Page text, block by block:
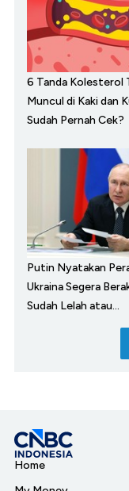
6 Tanda Kolesterol
Muncul di Kaki dan
Sudah Pernah Cek?
Putin Nyatakan
Ukraina Segera
Sudah Lelah atau...
Home